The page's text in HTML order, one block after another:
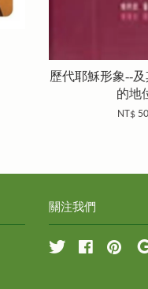
歷代耶穌形象--
的地
NT$
關注我們
Twitter Facebook